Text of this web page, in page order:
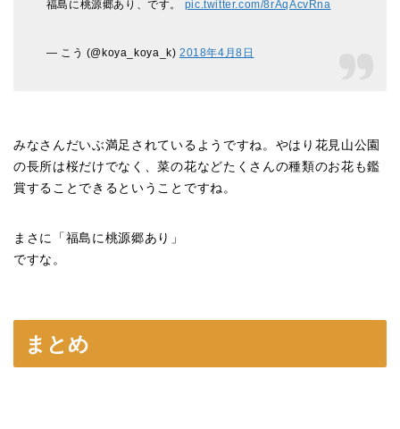
福島に桃源郷あり、です。 pic.twitter.com/8rAqAcvRna
— こう (@koya_koya_k) 2018年4月8日
みなさんだいぶ満足されているようですね。やはり花見山公園
の長所は桜だけでなく、菜の花などたくさんの種類のお花も鑑
賞することできるということですね。
まさに「福島に桃源郷あり」
ですな。
まとめ